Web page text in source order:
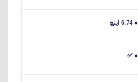
6.74 اینچ
✅